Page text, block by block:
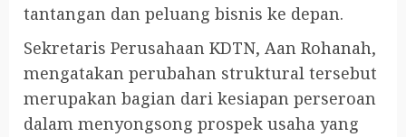
tantangan dan peluang bisnis ke depan.
Sekretaris Perusahaan KDTN, Aan Rohanah,
mengatakan perubahan struktural tersebut
merupakan bagian dari kesiapan perseroan
dalam menyongsong prospek usaha yang